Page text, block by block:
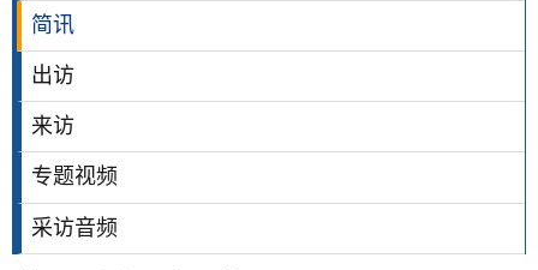
简讯
出访
来访
专题视频
采访音频